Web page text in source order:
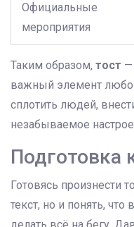
Официальные
мероприятия
Таким образом, тост —
важный элемент
сплотить людей,
незабываемое
Подготовка
Готовясь произнести
текст, но и понять, что